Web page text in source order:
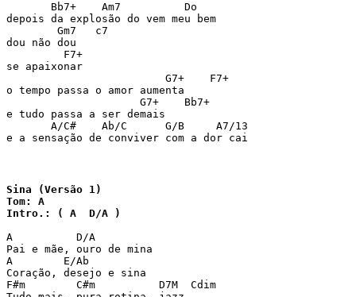
       Bb7+    Am7          Do
depois da explosão do vem meu bem
        Gm7   c7
dou não dou
         F7+
se apaixonar
                         G7+    F7+
o tempo passa o amor aumenta
                     G7+    Bb7+
e tudo passa a ser demais
       A/C#    Ab/C      G/B     A7/13
e a sensação de conviver com a dor cai
Sina (Versão 1)
Tom: A
A          D/A
Pai e mãe, ouro de mina
A        E/Ab
Coração, desejo e sina
F#m        C#m          D7M  Cdim